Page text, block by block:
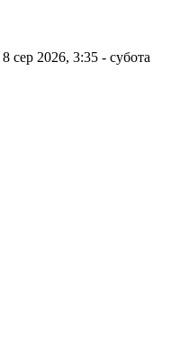
сер 2026, 3:35 - субота